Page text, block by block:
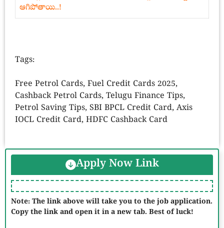
ఆగిపోతాయి..!
Tags:
Free Petrol Cards, Fuel Credit Cards 2025,
Cashback Petrol Cards, Telugu Finance Tips,
Petrol Saving Tips, SBI BPCL Credit Card, Axis
IOCL Credit Card, HDFC Cashback Card
Apply Now Link
Note: The link above will take you to the job application.
Copy the link and open it in a new tab. Best of luck!